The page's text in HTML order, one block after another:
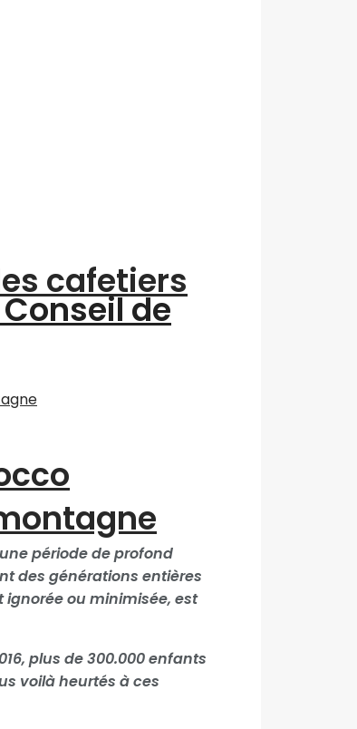
cafetiers
de
période de profond
des générations entières
ou minimisée, est
plus de 300.000 enfants
voilà heurtés à ces